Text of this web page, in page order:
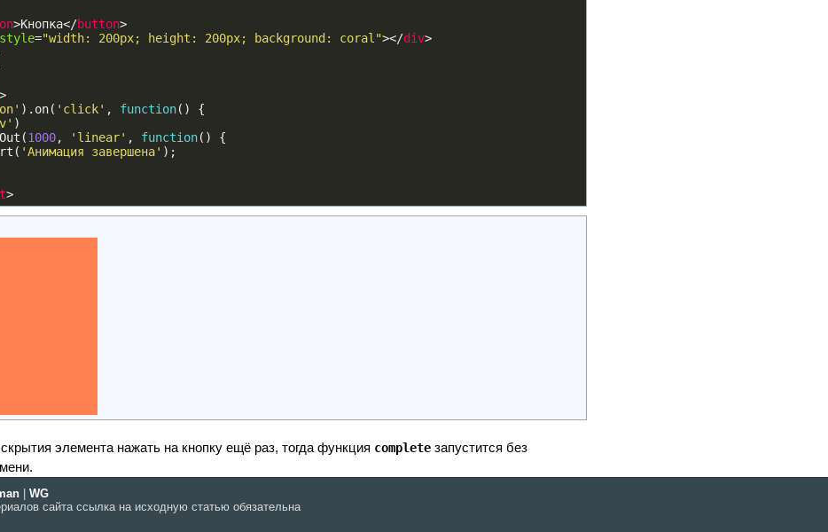
>Кнопка</button>
style="width: 200px; height: 200px; background: coral"></div>
>
). on( 'click' , function()
{
)
(1000, 'linear' , function()
{
( 'Анимация завершена' );
>
элемента нажать на кнопку ещё раз, тогда функция complete запустится без
WG
сайта ссылка на исходную статью обязательна